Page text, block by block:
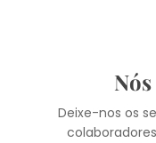
Deixe-nos os